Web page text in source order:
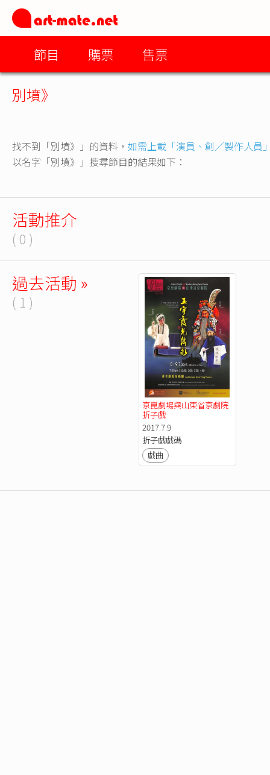
節目 購票 售票
別墳》
找不到「別墳》」的資料， 如需上載「演員、創／製作人員
以名字「別墳》」搜尋節目的結果如下：
活動推介
( 0 )
過去活動 »
( 1 )
京崑劇場與山東省京劇院
折子戲
2017.7.9
折子戲戲碼
戲曲